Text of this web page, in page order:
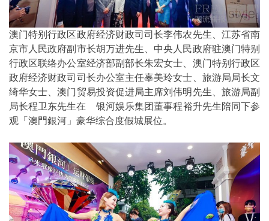
澳门特别行政区政府经济财政司司长李伟农先生、江苏省南
京市人民政府副市长胡万进先生、中央人民政府驻澳门特别
行政区联络办公室经济部副部长朱宏女士、澳门特别行政区
政府经济财政司司长办公室主任辜美玲女士、旅游局局长文
绮华女士、澳门贸易投资促进局主席刘伟明先生、旅游局副
局长程卫东先生在 银河娱乐集团董事程裕升先生陪同下参
观「澳門銀河」豪华综合度假城展位。